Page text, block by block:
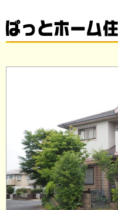
佐倉市宮ノ台5丁目 中古